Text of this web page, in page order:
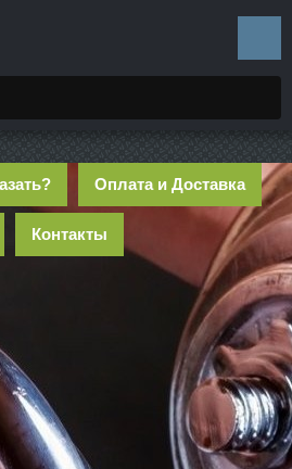
Оплата и Доставка
Контакты